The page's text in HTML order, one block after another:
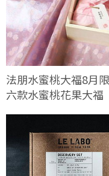
法朋水蜜桃大福8月
六款水蜜桃花果大福